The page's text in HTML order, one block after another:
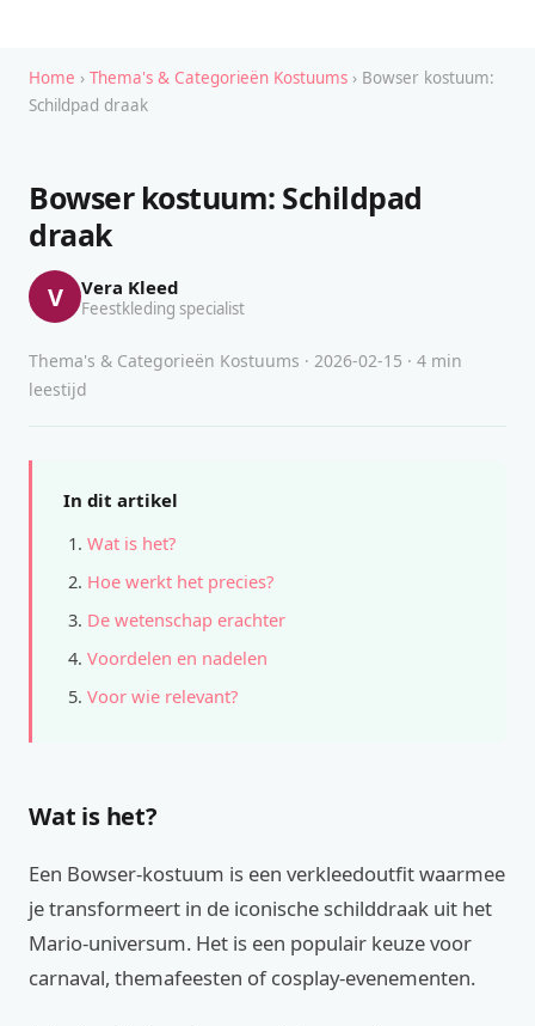
Home › Thema's & Categorieën Kostuums › Bowser kostuum:
Schildpad draak
Bowser kostuum: Schildpad
draak
V Vera Kleed
Feestkleding specialist
Thema's & Categorieën Kostuums · 2026-02-15 · 4 min
leestijd
In dit artikel
Wat is het?
Hoe werkt het precies?
De wetenschap erachter
Voordelen en nadelen
Voor wie relevant?
Wat is het?
Een Bowser-kostuum is een verkleedoutfit waarmee
je transformeert in de iconische schilddraak uit het
Mario-universum. Het is een populair keuze voor
carnaval, themafeesten of cosplay-evenementen.